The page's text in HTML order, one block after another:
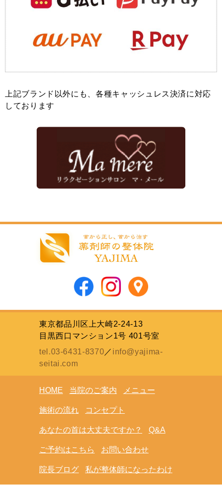
上記ブランド以外にも、各種キャッシュレス決済に対応
しております
東京都品川区上大崎2-24-13
目黒西口マンション1号 401号室
tel.03-6431-8370／ info@yajima-
seitai.com
HOME 当院のご案内 メニュー
施術の流れ コンセプト
あなたの首は大丈夫ですか？ Q&A
ご予約はこちら お問い合わせ
院長ブログ 私が整体師になったわけ